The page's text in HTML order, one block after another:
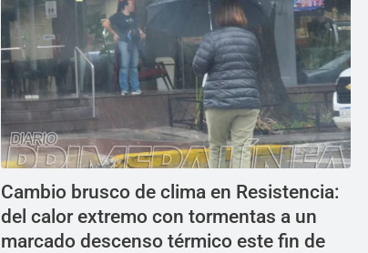
Cambio brusco de clima en Resistencia:
del calor extremo con tormentas a un
marcado descenso térmico este fin de